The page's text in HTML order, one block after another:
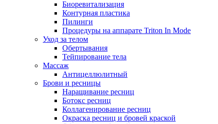
Биоревитализация
Контурная пластика
Пилинги
Процедуры на аппарате Triton In Mode
Уход за телом
Обертывания
Тейпирование тела
Массаж
Антицеллюлитный
Брови и ресницы
Наращивание ресниц
Ботокс ресниц
Коллагенирование ресниц
Окраска ресниц и бровей краской